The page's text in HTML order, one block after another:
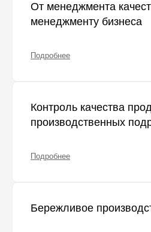
От менеджмента
менеджменту бизнеса
Подробнее
Контроль качества
производственных
Подробнее
Бережливое